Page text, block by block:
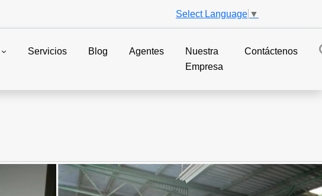
Select Language ▼
Servicios Blog Agentes
Nuestra
Empresa
Contáctenos